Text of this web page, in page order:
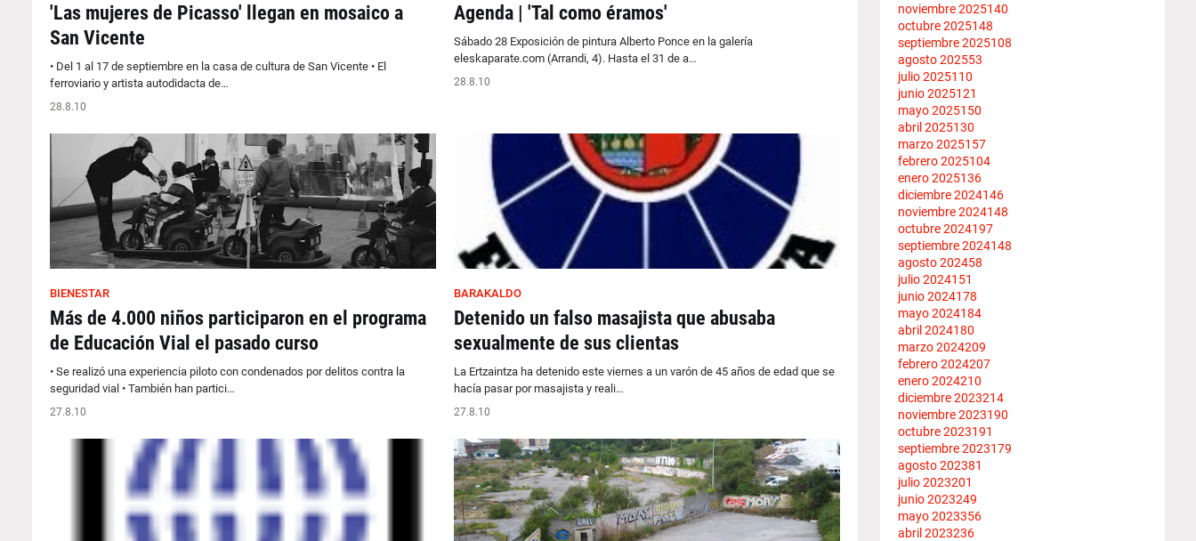
'Las mujeres de Picasso' llegan en mosaico a
San Vicente
• Del 1 al 17 de septiembre en la casa de cultura de San Vicente • El
ferroviario y artista autodidacta de…
28.8.10
Agenda | 'Tal como éramos'
Sábado 28 Exposición de pintura Alberto Ponce en la galería
eleskaparate.com (Arrandi, 4). Hasta el 31 de a…
28.8.10
BIENESTAR
Más de 4.000 niños participaron en el programa
de Educación Vial el pasado curso
• Se realizó una experiencia piloto con condenados por delitos contra la
seguridad vial • También han partici…
27.8.10
BARAKALDO
Detenido un falso masajista que abusaba
sexualmente de sus clientas
La Ertzaintza ha detenido este viernes a un varón de 45 años de edad que se
hacía pasar por masajista y reali…
27.8.10
noviembre 2025140
octubre 2025148
septiembre 2025108
agosto 202553
julio 2025110
junio 2025121
mayo 2025150
abril 2025130
marzo 2025157
febrero 2025104
enero 2025136
diciembre 2024146
noviembre 2024148
octubre 2024197
septiembre 2024148
agosto 202458
julio 2024151
junio 2024178
mayo 2024184
abril 2024180
marzo 2024209
febrero 2024207
enero 2024210
diciembre 2023214
noviembre 2023190
octubre 2023191
septiembre 2023179
agosto 202381
julio 2023201
junio 2023249
mayo 2023356
abril 2023236